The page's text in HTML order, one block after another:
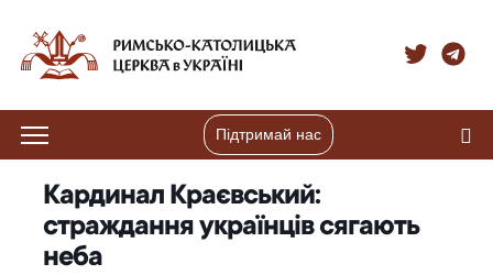
Підтримай нас
Кардинал Краєвський:
страждання українців сягають
неба